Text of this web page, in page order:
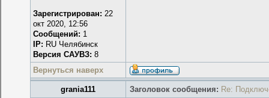
Зарегистрирован: 22
окт 2020, 12:56
Сообщений: 1
IP: RU Челябинск
Версия САУВЗ: 8
Вернуться наверх
grania111 Заголовок сообщения: Re: